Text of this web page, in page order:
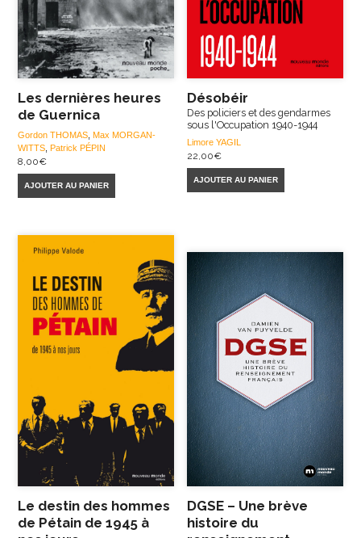
Les dernières heures
de Guernica
Gordon THOMAS Max MORGAN-
WITTS
Patrick PÉPIN
8,00€
AJOUTER AU PANIER
Désobéir
Des policiers et des gendarmes
sous l'Occupation 1940-1944
Limore YAGIL
22,00€
AJOUTER AU PANIER
Le destin des hommes
de Pétain de 1945 à
DGSE – Une brève
histoire du